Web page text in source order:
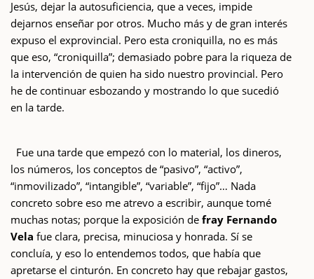
Jesús, dejar la autosuficiencia, que a veces, impide
dejarnos enseñar por otros. Mucho más y de gran interés
expuso el exprovincial. Pero esta croniquilla, no es más
que eso, “croniquilla”; demasiado pobre para la riqueza de
la intervención de quien ha sido nuestro provincial. Pero
he de continuar esbozando y mostrando lo que sucedió
en la tarde.
Fue una tarde que empezó con lo material, los dineros,
los números, los conceptos de “pasivo”, “activo”,
“inmovilizado”, “intangible”, “variable”, “fijo”… Nada
concreto sobre eso me atrevo a escribir, aunque tomé
muchas notas; porque la exposición de fray Fernando
Vela fue clara, precisa, minuciosa y honrada. Sí se
concluía, y eso lo entendemos todos, que había que
apretarse el cinturón. En concreto hay que rebajar gastos,